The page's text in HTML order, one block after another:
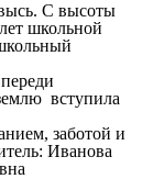
С высоты
школьной
вступила
заботой и
Иванова